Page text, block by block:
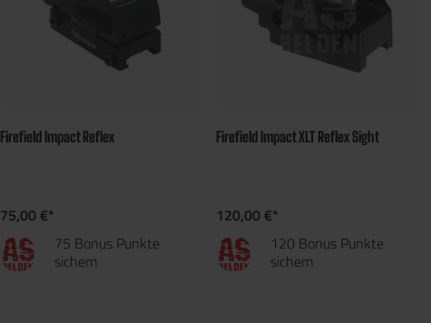
Firefield Impact Reflex
75,00 €*
75 Bonus Punkte
sichern
Firefield Impact XLT Reflex Sight
120,00 €*
120 Bonus Punkte
sichern